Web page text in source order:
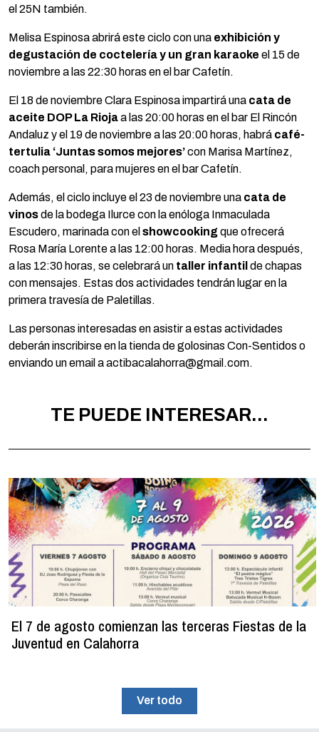
el 25N también.
Melisa Espinosa abrirá este ciclo con una exhibición y
degustación de coctelería y un gran karaoke el 15 de
noviembre a las 22:30 horas en el bar Cafetín.
El 18 de noviembre Clara Espinosa impartirá una cata de
aceite DOP La Riojaa las 20:00 horas en el bar El Rincón
Andaluz y el 19 de noviembre a las 20:00 horas, habrá café-
tertulia ‘Juntas somos mejores’con Marisa Martínez,
coach personal, para mujeres en el bar Cafetín.
Además, el ciclo incluye el 23 de noviembre una cata de
vinosde la bodega Ilurce con la enóloga Inmaculada
Escudero, marinada con el showcookingque ofrecerá
Rosa María Lorente a las 12:00 horas. Media hora después,
a las 12:30 horas, se celebrará un taller infantil de chapas
con mensajes. Estas dos actividades tendrán lugar en la
primera travesía de Paletillas.
Las personas interesadas en asistir a estas actividades
deberán inscribirse en la tienda de golosinas Con-Sentidos o
enviando un email a actibacalahorra@gmail.com.
TE PUEDE INTERESAR...
El 7 de agosto comienzan las terceras Fiestas de la
Juventud en Calahorra
Ver todo